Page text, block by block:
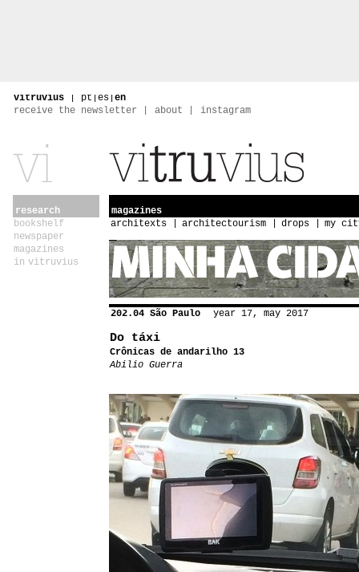
vitruvius | pt | es | en
receive the newsletter
about instagram
research
bookshelf
newspaper
magazines
in vitruvius
magazines
architexts
architectourism drops my
202.04 São Paulo year 17, may 2017
Do táxi
Crônicas de andarilho 13
Abilio Guerra